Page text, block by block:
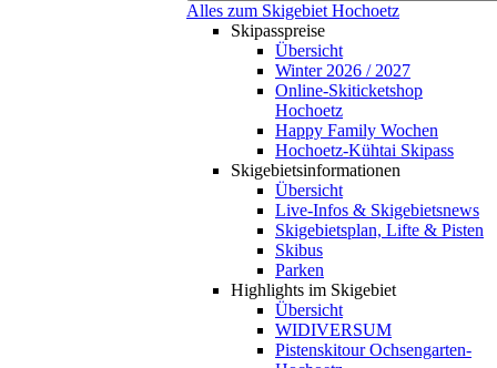
Alles zum Skigebiet Hochoetz
Skipasspreise
Übersicht
Winter 2026 / 2027
Online-Skiticketshop
Hochoetz
Happy Family Wochen
Hochoetz-Kühtai Skipass
Skigebietsinformationen
Übersicht
Live-Infos & Skigebietsnews
Skigebietsplan, Lifte & Pisten
Skibus
Parken
Highlights im Skigebiet
Übersicht
WIDIVERSUM
Pistenskitour Ochsengarten-